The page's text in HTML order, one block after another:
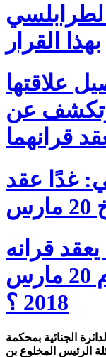
بهذا القرار
علاقتها
وتكشف عن
قرانهما
غدًا عقد
قرانه
بسجن المرناقية يوم 20 مارس
2018 ؟
أصدرت يوم أمس الخميس 25 أكتوبر 2018 الدائرة الجنائية بمحكمة
الرئيس المخلوع بن